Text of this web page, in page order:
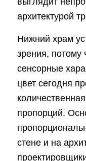
архитектурой
Нижний храм
зрения, потому
сенсорные
цвет сегодня
пропорций.
стене и на